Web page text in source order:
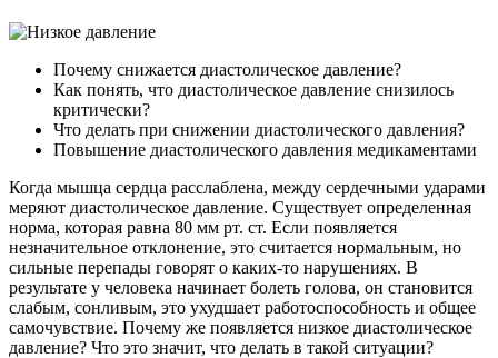
Почему снижается диастолическое давление?
Как понять, что диастолическое давление снизилось
критически?
Что делать при снижении диастолического давления?
Повышение диастолического давления медикаментами
Когда мышца сердца расслаблена, между сердечными ударами
меряют диастолическое давление. Существует определенная
норма, которая равна 80 мм рт. ст. Если появляется
незначительное отклонение, это считается нормальным, но
сильные перепады говорят о каких-то нарушениях. В
результате у человека начинает болеть голова, он становится
слабым, сонливым, это ухудшает работоспособность и общее
самочувствие. Почему же появляется низкое диастолическое
давление? Что это значит, что делать в такой ситуации?